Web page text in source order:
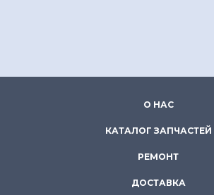
О НАС
КАТАЛОГ ЗАПЧАСТЕЙ
РЕМОНТ
ДОСТАВКА